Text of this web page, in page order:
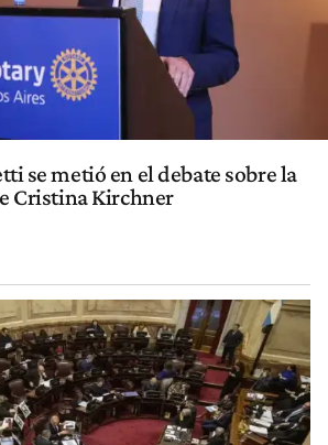
se metió en el debate sobre la
Cristina Kirchner